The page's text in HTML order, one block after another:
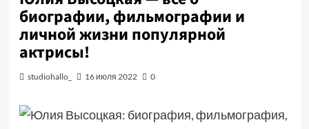
биографии, фильмографии и
личной жизни популярной
актрисы!
studiohallo_ 16 июля 2022 0